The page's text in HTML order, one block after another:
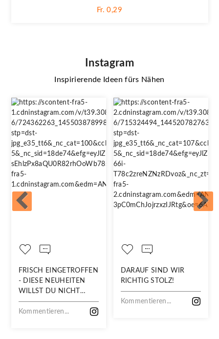
Fr. 0,29
Instagram
Inspirierende Ideen fürs Nähen
FRISCH EINGETROFFEN
- DIESE NEUHEITEN
WILLST DU NICHT
VERPASSEN!
Kommentieren...
DARAUF SIND WIR
RICHTIG STOLZ!
Kommentieren...